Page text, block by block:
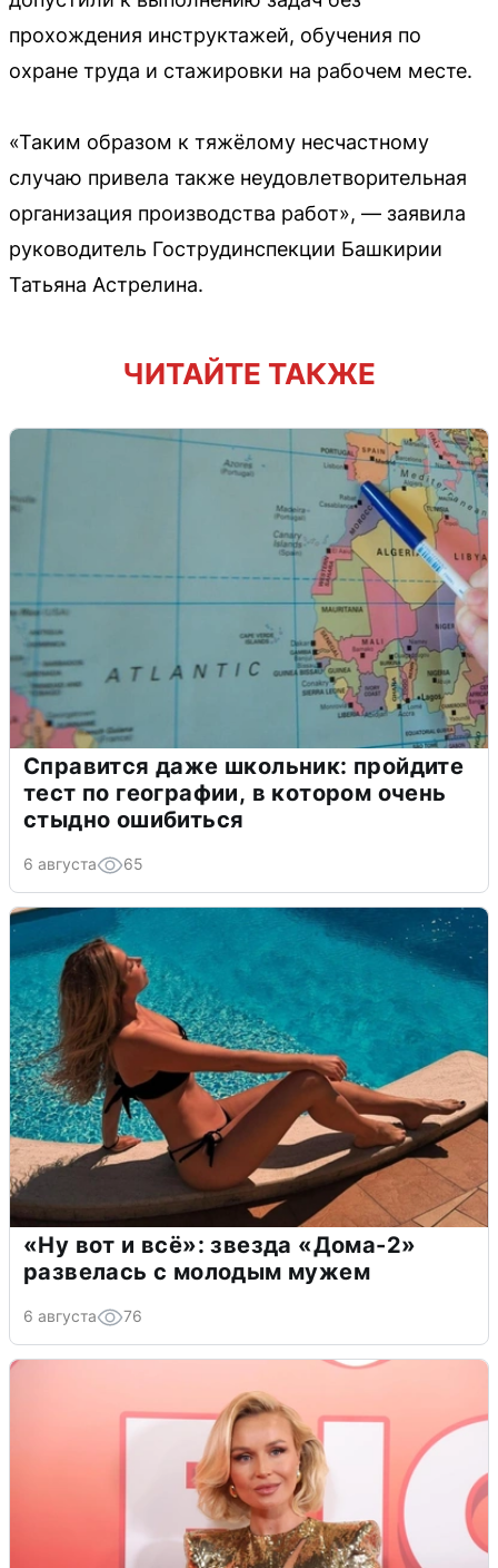
прохождения инструктажей, обучения по
охране труда и стажировки на рабочем месте.
«Таким образом к тяжёлому несчастному
случаю привела также неудовлетворительная
организация производства работ», — заявила
руководитель Гострудинспекции Башкирии
Татьяна Астрелина.
ЧИТАЙТЕ ТАКЖЕ
Справится даже школьник: пройдите
тест по географии, в котором очень
стыдно ошибиться
6 августа 65
«Ну вот и всё»: звезда «Дома-2»
развелась с молодым мужем
6 августа 76